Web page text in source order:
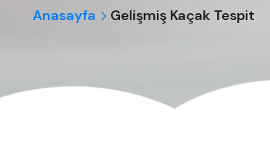
Anasayfa Gelişmiş Kaçak Tespit